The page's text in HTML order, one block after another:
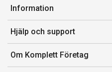
Mina sidor
Orderhistorik
Fakturor & Kvitton
Inköpslistor
Information
Försäljningsvillkor
Villkor för Komplett Företag Plus
Felsökning & guider
Hjälp och support
Kontakta oss
Kundservice
Om Komplett Företag